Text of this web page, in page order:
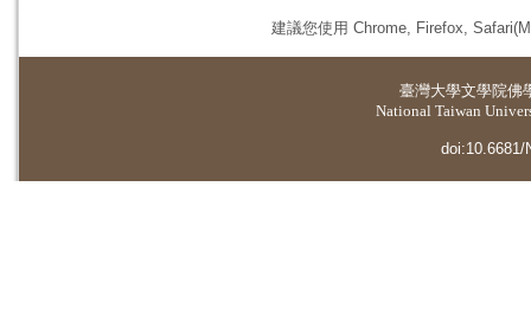
建議您使用 Chrome, Firefox,
臺灣大學文學院佛
National Taiwan
doi:10.6681/